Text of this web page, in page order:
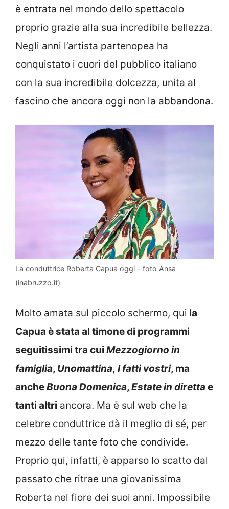
è entrata nel mondo dello spettacolo
proprio grazie alla sua incredibile bellezza.
Negli anni l’artista partenopea ha
conquistato i cuori del pubblico italiano
con la sua incredibile dolcezza, unita al
fascino che ancora oggi non la abbandona.
La conduttrice Roberta Capua oggi – foto Ansa
(inabruzzo.it)
Molto amata sul piccolo schermo, qui la
Capua è stata al timone di programmi
seguitissimi tra cui Mezzogiorno in
famiglia, Unomattina, I fatti vostri, ma
ancheBuona Domenica,Estate in direttae
tanti altri ancora. Ma è sul web che la
celebre conduttrice dà il meglio di sé, per
mezzo delle tante foto che condivide.
Proprio qui, infatti, è apparso lo scatto dal
passato che ritrae una giovanissima
Roberta nel fiore dei suoi anni. Impossibile